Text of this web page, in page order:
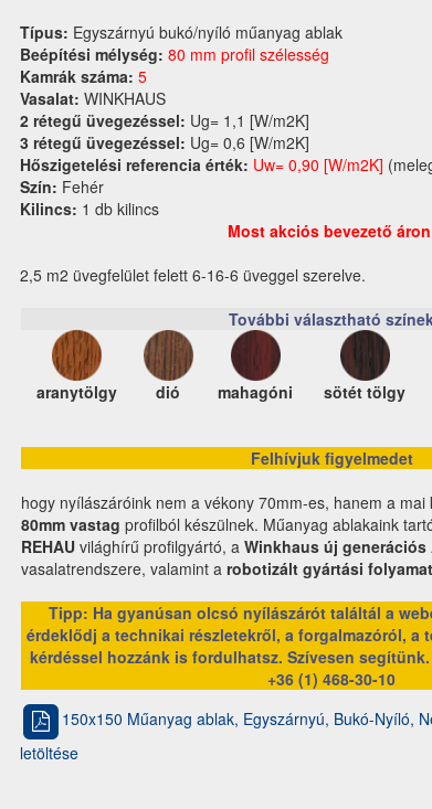
Típus: Egyszárnyú bukó/nyíló műanyag ablak
Beépítési mélység:80 mm profil szélesség
Kamrák száma:5
Vasalat: WINKHAUS
2 rétegű üvegezéssel: Ug= 1,1 [W/m2K]
3 rétegű üvegezéssel: Ug= 0,6 [W/m2K]
Hőszigetelési referencia érték: Uw= 0,90 [W/m2K]
Szín: Fehér
Kilincs: 1 db kilincs
Most akciós bevezető
2,5 m2 üvegfelület felett 6-16-6 üveggel szerelve.
További választható
aranytölgy dió mahagóni sötét tölgy
Felhívjuk figyelmedet
hogy nyílászáróink nem a vékony 70mm-es, hanem a
80mm vastag profilból készülnek. Műanyag ablakaink
REHAUvilághírű profilgyártó, a Winkhaus új
vasalatrendszere, valamint a robotizált gyártási folyamat
Tipp: Ha gyanúsan olcsó nyílászárót találtál a
érdeklődj a technikai részletekről, a forgalmazóról, a
kérdéssel hozzánk is fordulhatsz. Szívesen segítünk.
+36 (1) 468-30-10
150x150 Műanyag ablak, Egyszárnyú, Bukó-Nyíló,
letöltése